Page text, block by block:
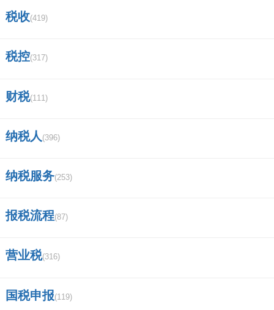
相关评论
税收(419)
税控(317)
财税(111)
纳税人 (396)
纳税服务(253)
报税流程(87)
营业税(316)
国税申报(119)